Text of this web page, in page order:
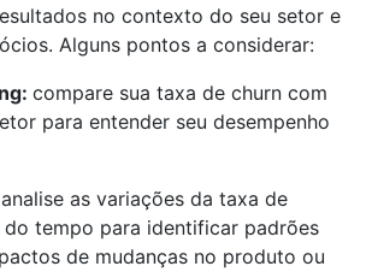
no contexto do seu setor e
Alguns pontos a considerar:
compare sua taxa de churn com
para entender seu desempenho
analise as variações da taxa de
tempo para identificar padrões
de mudanças no produto ou